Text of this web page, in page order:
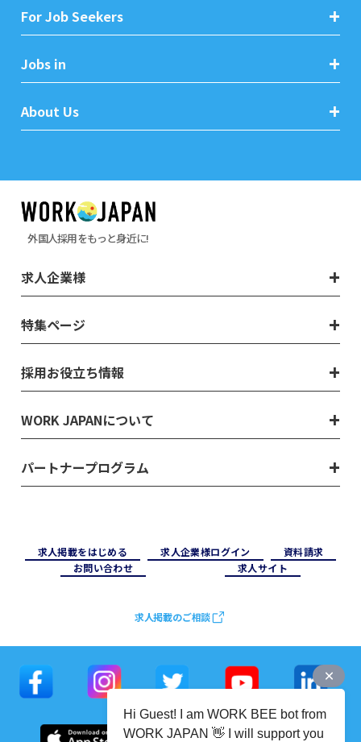
For Job Seekers
Jobs in
About Us
外国人採用をもっと身近に!
求人企業様
特集ページ
採用お役立ち情報
WORK JAPANについて
パートナープログラム
求⼈掲載をはじめる 求⼈企業様ログイン
資料請求
お問い合わせ
求⼈サイト
求人掲載のご相談
Hi Guest! I am WORK BEE bot from
WORK JAPAN 👋 I will support you